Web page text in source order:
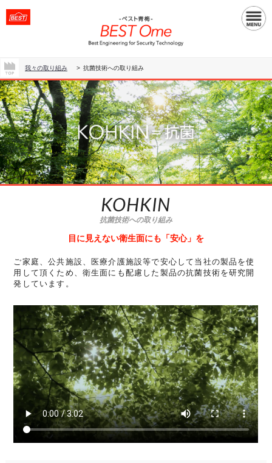
我々の取り組み 抗菌技術への取り組み
KOHKIN
抗菌技術への取り組み
目に見えない衛生面にも「安心」を
ご家庭、公共施設、医療介護施設等で安心して当社の製品を使
用して頂くため、 衛生面にも配慮した製品の抗菌技術を研究開
発しています。